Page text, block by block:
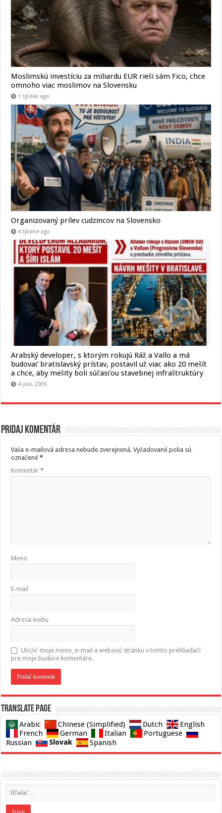
Moslimskú investíciu za miliardu EUR rieši sám Fico, chce
omnoho viac moslimov na Slovensku
1 týždeň ago
Organizovaný prílev cudzincov na Slovensko
4 týždne ago
Arabský developer, s ktorým rokujú Ráž a Vallo a má
budovať bratislavský prístav, postavil už viac ako 20 mešít
a chce, aby mešity boli súčasťou stavebnej infraštruktúry
4 júla, 2026
Pridaj komentár
Vaša e-mailová adresa nebude zverejnená. Vyžadované polia sú
označené*
Komentár*
Meno
E-mail
Adresa webu
Uložiť moje meno, e-mail a webovú stránku v tomto prehliadači
pre moje budúce komentáre.
Translate page
Arabic Chinese (Simplified) Dutch
English
French
German Italian
Portuguese
Russian
Slovak Spanish